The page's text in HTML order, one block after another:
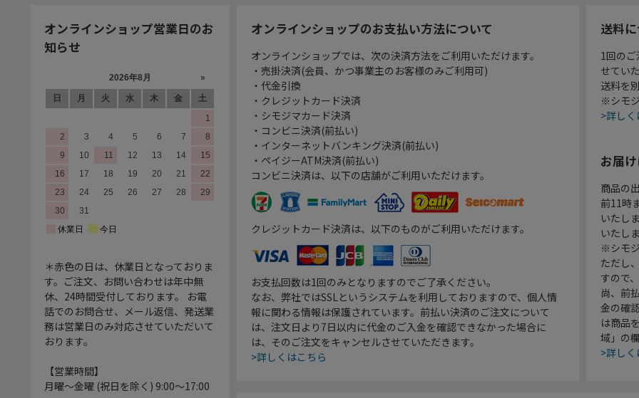
オンラインショップ営業日のお
知らせ
＊赤色の日は、休業日となっておりま
す。ご注文、お問い合わせは年中無
休、24時間受付しております。 お電
話でのお問合せ、メール返信、発送業
務は営業日のみ対応させていただいて
おります。
【営業時間】
月曜～金曜 (祝日を除く) 9:00～17:00
オンラインショップのお支払い方法について
オンラインショップでは、次の決済方法をご利用いただけます。
・売掛決済(会員、かつ事業主のお客様のみご利用可)
・代金引換
・クレジットカード決済
・シモジマカード決済
・コンビニ決済(前払い)
・インターネットバンキング決済(前払い)
・ペイジーATM決済(前払い)
コンビニ決済は、以下の店舗がご利用いただけます。
クレジットカード決済は、以下のものがご利用いただけます。
お支払回数は1回のみとなりますのでご了承ください。
なお、弊社ではSSLというシステムを利用しておりますので、個人情
報に関わる情報は保護されています。前払い決済のご注文について
は、注文日より7日以内に代金のご入金を確認できなかった場合に
は、そのご注文をキャンセルさせていただきます。
>詳しくはこちら
送料
1回の
せてい
送料を
※シモ
>詳し
お届
商品の
前11時
いたし
いたし
※シモ
ただし
すので
尚、前
金の確
は商品
域」の
>詳し